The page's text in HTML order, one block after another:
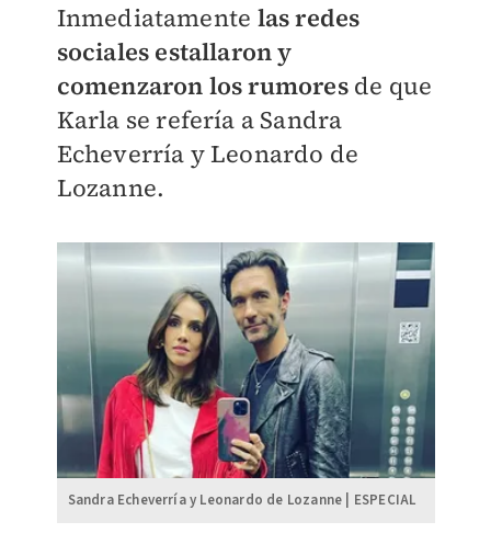
Inmediatamente las redes
sociales estallaron y
comenzaron los rumores de que
Karla se refería a Sandra
Echeverría y Leonardo de
Lozanne.
Sandra Echeverría y Leonardo de Lozanne | ESPECIAL